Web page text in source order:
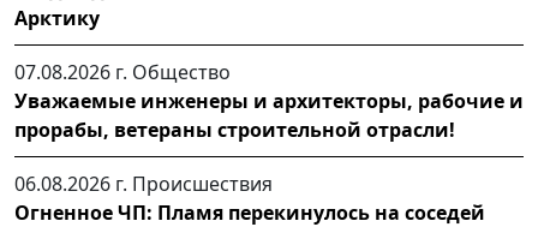
Арктику
07.08.2026 г. Общество
Уважаемые инженеры и архитекторы, рабочие и
прорабы, ветераны строительной отрасли!
06.08.2026 г. Происшествия
Огненное ЧП: Пламя перекинулось на соседей